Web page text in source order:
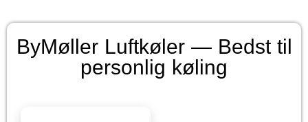
ByMøller Luftkøler — Bedst til
personlig køling